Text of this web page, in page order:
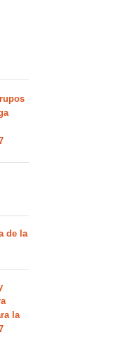
de la
la